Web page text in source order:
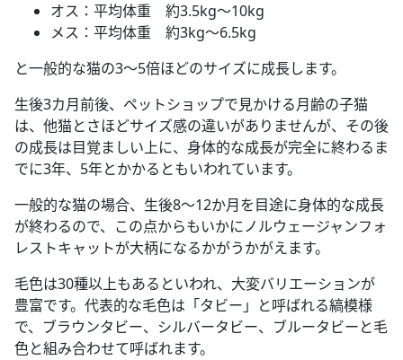
オス：平均体重 約3.5kg～10kg
メス：平均体重 約3kg～6.5kg
と一般的な猫の3～5倍ほどのサイズに成長します。
生後3カ月前後、ペットショップで見かける月齢の子猫
は、他猫とさほどサイズ感の違いがありませんが、その後
の成長は目覚ましい上に、身体的な成長が完全に終わるま
でに3年、5年とかかるともいわれています。
一般的な猫の場合、生後8～12か月を目途に身体的な成長
が終わるので、この点からもいかにノルウェージャンフォ
レストキャットが大柄になるかがうかがえます。
毛色は30種以上もあるといわれ、大変バリエーションが
豊富です。代表的な毛色は「タビー」と呼ばれる縞模様
で、ブラウンタビー、シルバータビー、ブルータビーと毛
色と組み合わせて呼ばれます。